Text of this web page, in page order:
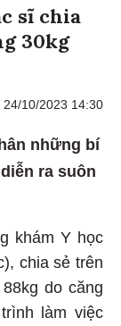
sĩ chia
30kg
24/10/2023 14:30
những bí
ra suôn
khám Y học
chia sẻ trên
do căng
làm việc